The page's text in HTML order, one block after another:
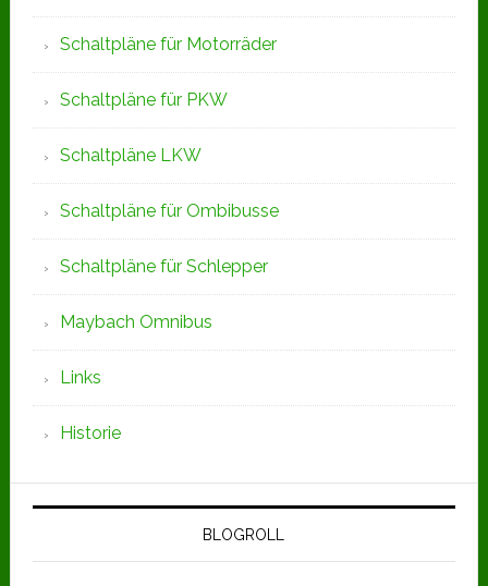
Schaltpläne für Motorräder
Schaltpläne für PKW
Schaltpläne LKW
Schaltpläne für Ombibusse
Schaltpläne für Schlepper
Maybach Omnibus
Links
Historie
BLOGROLL